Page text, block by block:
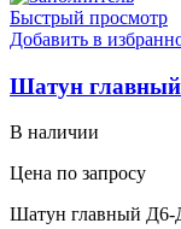
Быстрый просмотр
Добавить в
Шатун
В наличии
Цена по запросу
Шатун главный Д6-